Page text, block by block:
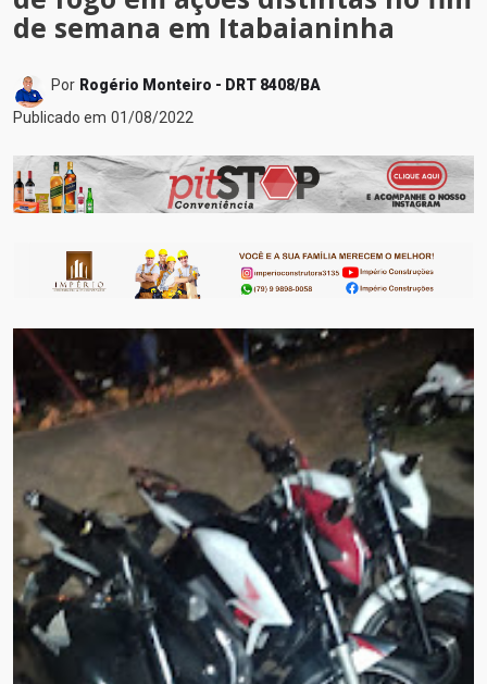
de semana em Itabaianinha
Por Rogério Monteiro - DRT 8408/BA
Publicado em 01/08/2022